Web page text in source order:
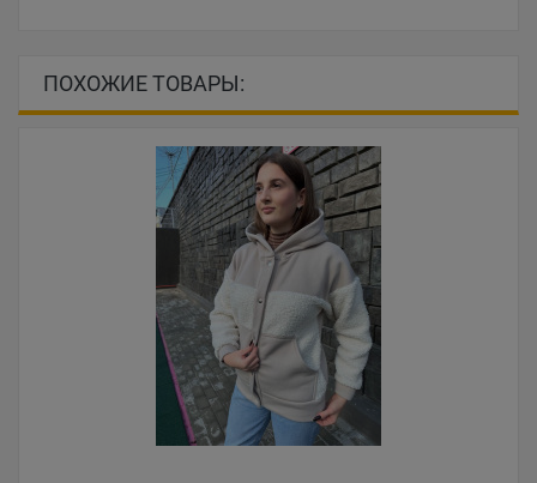
ПОХОЖИЕ ТОВАРЫ: